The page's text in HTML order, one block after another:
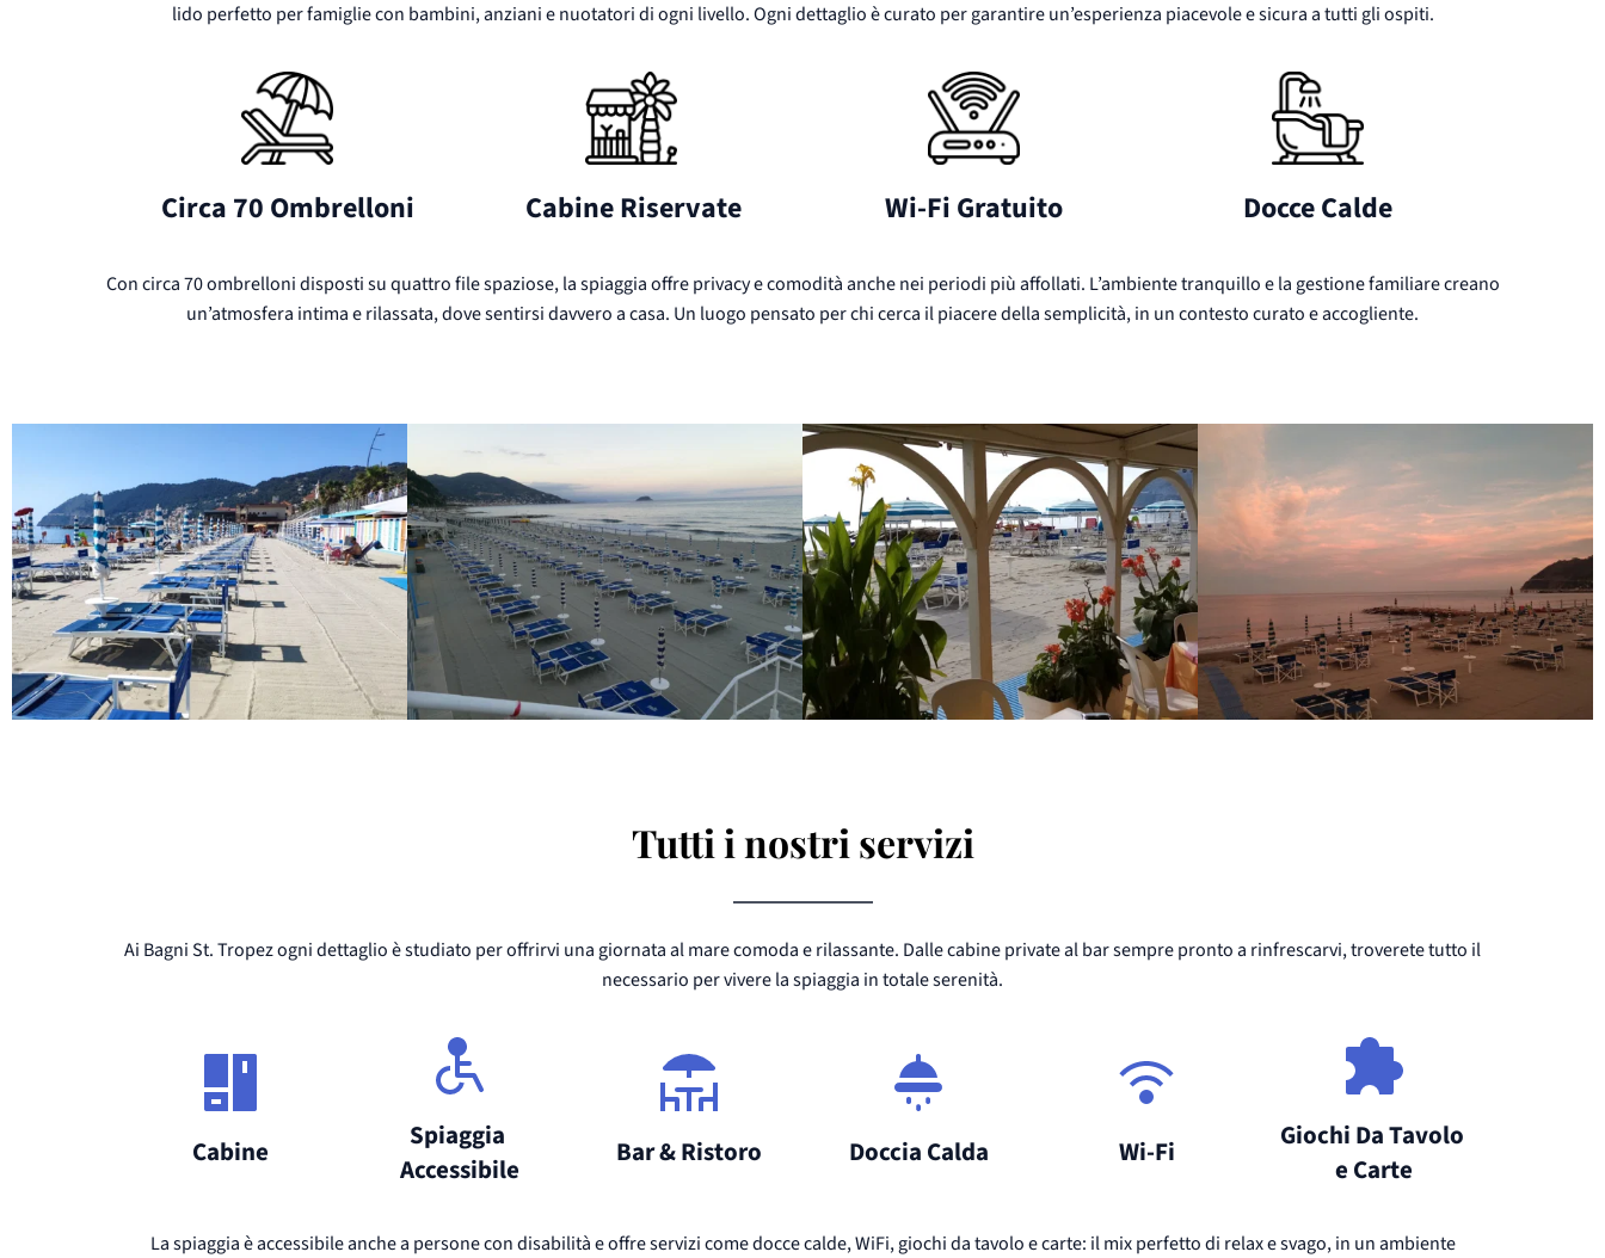
lido perfetto per famiglie con bambini, anziani e nuotatori di ogni livello. Ogni dettaglio è curato per garantire un’esperienza piacevole e sicura a tutti gli ospiti.
Circa 70 Ombrelloni Cabine Riservate Wi-Fi Gratuito Docce Calde
Con circa 70 ombrelloni disposti su quattro file spaziose, la spiaggia offre privacy e comodità anche nei periodi più affollati. L’ambiente tranquillo e la gestione familiare creano
un’atmosfera intima e rilassata, dove sentirsi davvero a casa. Un luogo pensato per chi cerca il piacere della semplicità, in un contesto curato e accogliente.
Tutti i nostri servizi
Ai Bagni St. Tropez ogni dettaglio è studiato per offrirvi una giornata al mare comoda e rilassante. Dalle cabine private al bar sempre pronto a rinfrescarvi, troverete tutto il
necessario per vivere la spiaggia in totale serenità.
Cabine
Spiaggia
Accessibile
Bar & Ristoro Doccia Calda Wi-Fi
Giochi Da Tavolo
e Carte
La spiaggia è accessibile anche a persone con disabilità e offre servizi come docce calde, WiFi, giochi da tavolo e carte: il mix perfetto di relax e svago, in un ambiente